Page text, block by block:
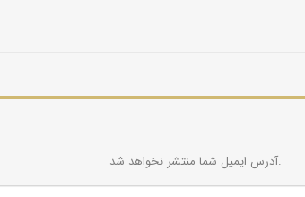
آدرس ایمیل شما منتشر نخواهد شد.